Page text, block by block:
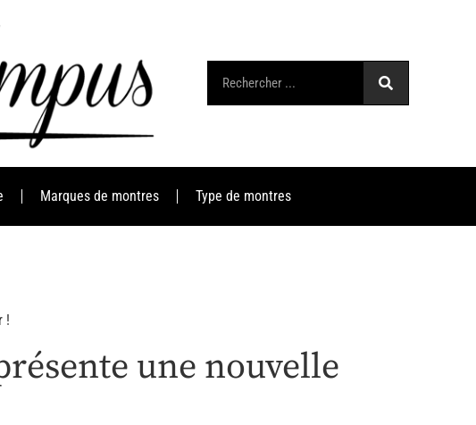
Marques de montres Type de montres
!
une nouvelle